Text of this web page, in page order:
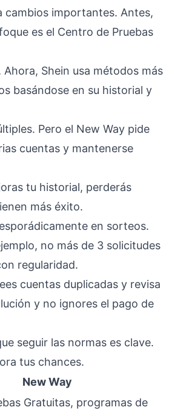
cambios importantes. Antes,
es el Centro de Pruebas
Ahora, Shein usa métodos más
basándose en su historial y
Pero el New Way pide
cuentas y mantenerse
tu historial, perderás
más éxito.
en sorteos.
no más de 3 solicitudes
regularidad.
cuentas duplicadas y revisa
y no ignores el pago de
seguir las normas es clave.
tus chances.
New Way
Gratuitas, programas de